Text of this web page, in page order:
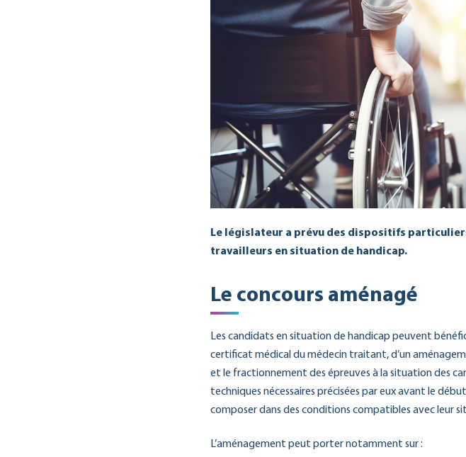
Le législateur a prévu des dispositifs
travailleurs en situation de handicap.
Le concours aménagé
Les candidats en situation de handicap peuvent
certificat médical du médecin traitant, d’un
et le fractionnement des épreuves à la situation des
techniques nécessaires précisées par eux avant le
composer dans des conditions compatibles avec leur
L’aménagement peut porter notamment sur :